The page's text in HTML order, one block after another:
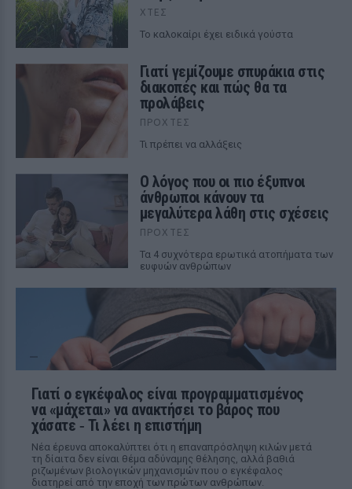
ΧΤΕΣ
To καλοκαίρι έχει ειδικά γούστα
Γιατί γεμίζουμε σπυράκια στις
διακοπές και πώς θα τα
προλάβεις
ΠΡΟΧΤΈΣ
Τι πρέπει να αλλάξεις
Ο λόγος που οι πιο έξυπνοι
άνθρωποι κάνουν τα
μεγαλύτερα λάθη στις σχέσεις
ΠΡΟΧΤΈΣ
Τα 4 συχνότερα ερωτικά ατοπήματα των
ευφυών ανθρώπων
Γιατί ο εγκέφαλος είναι προγραμματισμένος
να «μάχεται» να ανακτήσει το βάρος που
χάσατε ‑ Τι λέει η επιστήμη
Νέα έρευνα αποκαλύπτει ότι η επαναπρόσληψη κιλών μετά
τη δίαιτα δεν είναι θέμα αδύναμης θέλησης, αλλά βαθιά
ριζωμένων βιολογικών μηχανισμών που ο εγκέφαλος
διατηρεί από την εποχή των πρώτων ανθρώπων.